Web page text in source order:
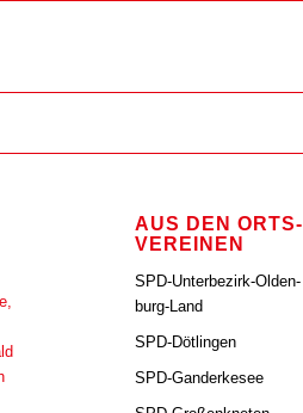
AUS DEN ORTS­
VER­EI­NEN
SPD-Unter­be­zirk-Olden­
burg-Land
SPD-Döt­lin­gen
SPD-Gan­der­ke­see